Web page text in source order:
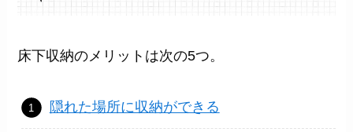
床下収納のメリットは次の5つ。
隠れた場所に収納ができる